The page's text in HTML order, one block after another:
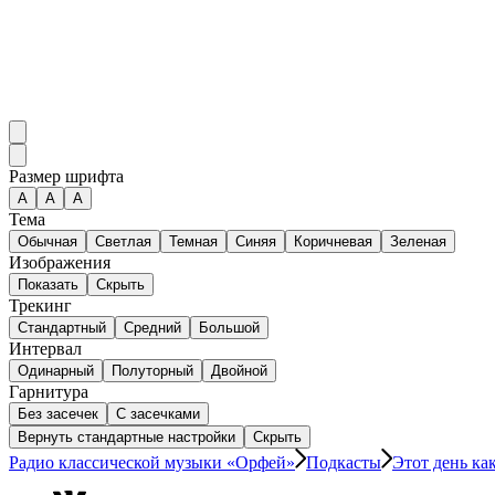
Размер шрифта
А A A
Тема
Обычная Светлая Темная Синяя Коричневая Зеленая
Изображения
Показать Скрыть
Трекинг
Стандартный Средний Большой
Интервал
Одинарный Полуторный Двойной
Гарнитура
Без засечек
С засечками
Вернуть стандартные настройки
Скрыть
Радио классической музыки «Орфей» Подкасты Этот день